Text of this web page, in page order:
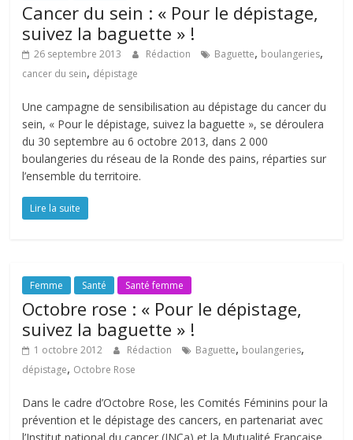
Cancer du sein : « Pour le dépistage,
suivez la baguette » !
26 septembre 2013 Rédaction Baguette, boulangeries,
cancer du sein, dépistage
Une campagne de sensibilisation au dépistage du cancer du
sein, « Pour le dépistage, suivez la baguette », se déroulera
du 30 septembre au 6 octobre 2013, dans 2 000
boulangeries du réseau de la Ronde des pains, réparties sur
l’ensemble du territoire.
Lire la suite
Femme Santé Santé femme
Octobre rose : « Pour le dépistage,
suivez la baguette » !
1 octobre 2012 Rédaction Baguette, boulangeries,
dépistage, Octobre Rose
Dans le cadre d’Octobre Rose, les Comités Féminins pour la
prévention et le dépistage des cancers, en partenariat avec